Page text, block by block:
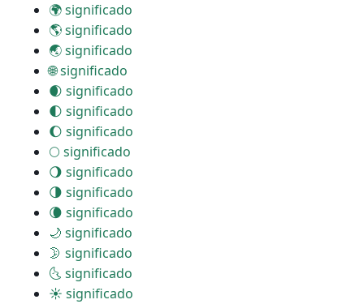
🌍 significado
🌎 significado
🌏 significado
🌐 significado
🌒 significado
🌓 significado
🌔 significado
🌕 significado
🌖 significado
🌗 significado
🌘 significado
🌙 significado
🌛 significado
🌜 significado
☀ significado